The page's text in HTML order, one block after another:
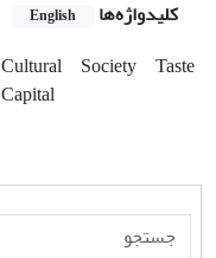
کلیدواژه‌ها English
Cultural
Capital
Society Taste